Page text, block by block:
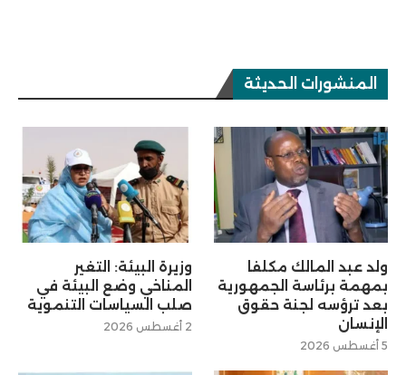
المنشورات الحديثة
ولد عبد المالك مكلفا
بمهمة برئاسة الجمهورية
بعد ترؤسه لجنة حقوق
الإنسان
5 أغسطس 2026
وزيرة البيئة: التغير
المناخي وضع البيئة في
صلب السياسات التنموية
2 أغسطس 2026